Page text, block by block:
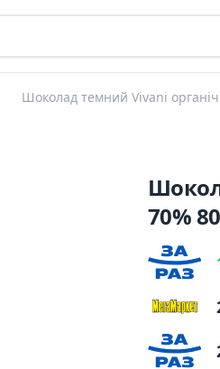
Шоколад темний Vivani
70%